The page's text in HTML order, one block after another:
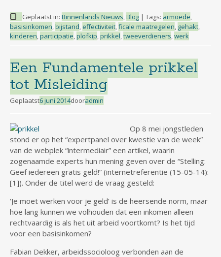
Geplaatst in: Binnenlands Nieuws,Blog | Tags: armoede,
basisinkomen,bijstand, effectiviteit,ficale maatregelen, gehakt,
kinderen,participatie,plofkip,prikkel,tweeverdieners,werk
Een Fundamentele prikkel
tot Misleiding
Geplaatst6 juni 2014dooradmin
Op 8 mei jongstleden
stond er op het “expertpanel over kwestie van de week”
van de webplek “intermediair” een artikel, waarin
zogenaamde experts hun mening geven over de “Stelling:
Geef iedereen gratis geld!” (internetreferentie (15-05-14):
[1]). Onder de titel werd de vraag gesteld:
‘Je moet werken voor je geld’ is de heersende norm, maar
hoe lang kunnen we volhouden dat een inkomen alleen
rechtvaardig is als het uit arbeid voortkomt? Is het tijd
voor een basisinkomen?
Fabian Dekker, arbeidssocioloog verbonden aan de